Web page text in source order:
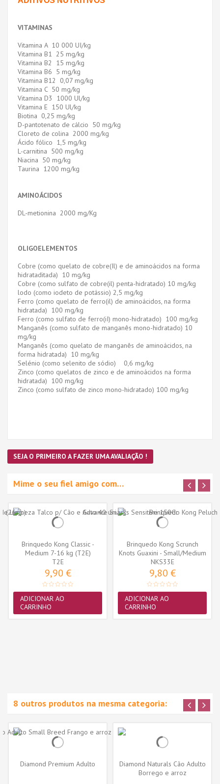
VITAMINAS
Vitamina A 10 000 UI/kg
Vitamina B1 25 mg/kg
Vitamina B2 15 mg/kg
Vitamina B6 5 mg/kg
Vitamina B12 0,07 mg/kg
Vitamina C 50 mg/kg
Vitamina D3 1000 Ul/kg
Vitamina E 150 Ul/kg
Biotina 0,25 mg/kg
D-pantotenato de cálcio 50 mg/kg
Cloreto de colina 2000 mg/kg
Ácido fólico 1,5 mg/kg
L-carnitina 500 mg/kg
Niacina 50 mg/kg
Taurina 1200 mg/kg
AMINOÁCIDOS
DL-metionina 2000 mg/Kg
OLIGOELEMENTOS
Cobre (como quelato de cobre(Il) e de aminoácidos na forma
hidrataditada) 10 mg/kg
Cobre (como sulfato de cobre(il) penta-hidratado) 10 mg/kg
lodo (como iodeto de potássio) 2,5 mg/kg
Ferro (como quelato de ferro(il) de aminoácidos, na forma
hidratada) 100 mg/kg
Ferro (como sulfato de ferro(iI) mono-hidratado) 100 mg/kg
Manganês (como sulfato de manganês mono-hidratado) 10
mg/kg
Manganês (como quelato de manganês de aminoácidos, na
forma hidratada) 10 mg/kg
Selénio (como selenito de sódio) 0,6 mg/kg
Zinco (como quelatos de zinco e de aminoácidos na forma
hidratada) 100 mg/kg
Zinco (como sulfato de zinco mono-hidratado) 100 mg/kg
SEJA O PRIMEIRO A FAZER UMA AVALIAÇÃO !
Mime o seu fiel amigo com…
Brinquedo Kong Classic -
Medium 7-16 kg (T2E)
T2E
9,90 €
ADICIONAR AO
CARRINHO
Brinquedo Kong Scrunch
Knots Guaxini - Small/Medium
(NKS33E)
NKS33E
9,80 €
ADICIONAR AO
CARRINHO
8 outros produtos na mesma categoria:
Diamond Premium Adulto
Diamond Naturals Cão Adulto
Borrego e arroz